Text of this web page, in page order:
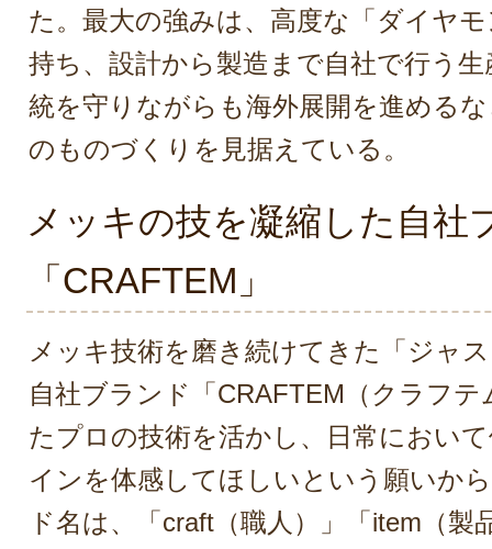
た。最大の強みは、高度な「ダイヤ
持ち、設計から製造まで自社で行う
統を守りながらも海外展開を進める
のものづくりを見据えている。
メッキの技を凝縮した自社
「CRAFTEM」
メッキ技術を磨き続けてきた「ジャ
自社ブランド「CRAFTEM（クラフテ
たプロの技術を活かし、日常におい
インを体感してほしいという願いか
ド名は、「craft（職人）」「item（製